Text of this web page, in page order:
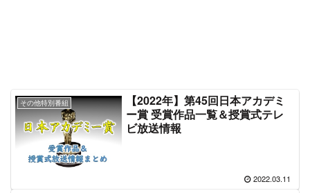
その他特別番組
【2022年】第45回日本アカデミ
ー賞 受賞作品一覧＆授賞式テレ
ビ放送情報
2022.03.11